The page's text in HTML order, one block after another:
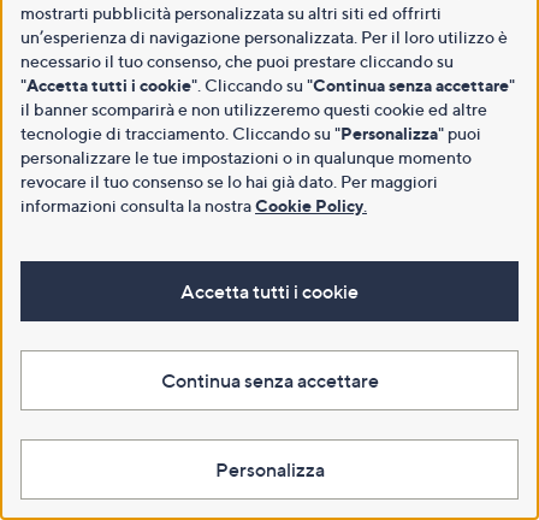
mostrarti pubblicità personalizzata su altri siti ed offrirti
un’esperienza di navigazione personalizzata. Per il loro utilizzo è
necessario il tuo consenso, che puoi prestare cliccando su
"Accetta tutti i cookie". Cliccando su "Continua senza accettare"
il banner scomparirà e non utilizzeremo questi cookie ed altre
tecnologie di tracciamento. Cliccando su "Personalizza" puoi
personalizzare le tue impostazioni o in qualunque momento
revocare il tuo consenso se lo hai già dato. Per maggiori
informazioni consulta la nostraCookie Policy
Accetta tutti i cookie
Continua senza accettare
Personalizza